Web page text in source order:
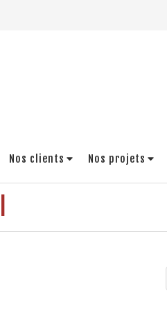
Nos clients Nos projets